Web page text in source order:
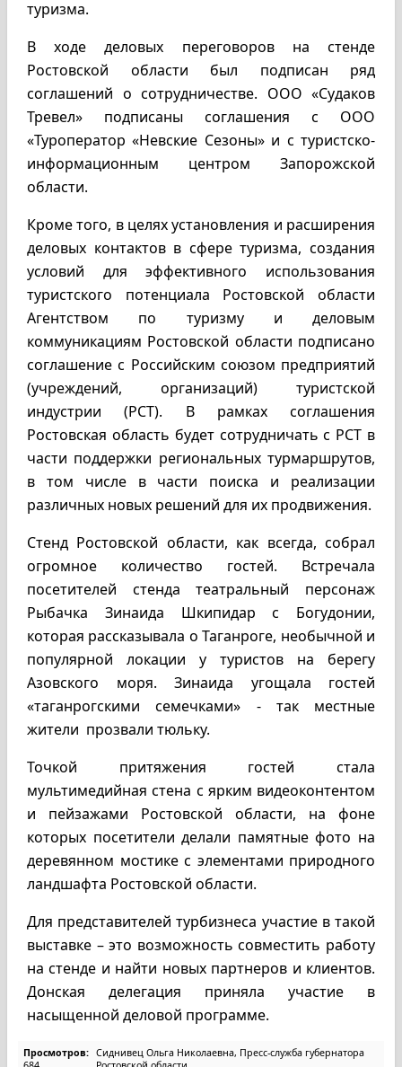
туризма.
В ходе деловых переговоров на стенде
Ростовской области был подписан ряд
соглашений о сотрудничестве. ООО «Судаков
Тревел» подписаны соглашения с ООО
«Туроператор «Невские Сезоны» и с туристско-
информационным центром Запорожской
области.
Кроме того, в целях установления и расширения
деловых контактов в сфере туризма, создания
условий для эффективного использования
туристского потенциала Ростовской области
Агентством по туризму и деловым
коммуникациям Ростовской области подписано
соглашение с Российским союзом предприятий
(учреждений, организаций) туристской
индустрии (РСТ). В рамках соглашения
Ростовская область будет сотрудничать с РСТ в
части поддержки региональных турмаршрутов,
в том числе в части поиска и реализации
различных новых решений для их продвижения.
Стенд Ростовской области, как всегда, собрал
огромное количество гостей. Встречала
посетителей стенда театральный персонаж
Рыбачка Зинаида Шкипидар с Богудонии,
которая рассказывала о Таганроге, необычной и
популярной локации у туристов на берегу
Азовского моря. Зинаида угощала гостей
«таганрогскими семечками» - так местные
жители прозвали тюльку.
Точкой притяжения гостей стала
мультимедийная стена с ярким видеоконтентом
и пейзажами Ростовской области, на фоне
которых посетители делали памятные фото на
деревянном мостике с элементами природного
ландшафта Ростовской области.
Для представителей турбизнеса участие в такой
выставке – это возможность совместить работу
на стенде и найти новых партнеров и клиентов.
Донская делегация приняла участие в
насыщенной деловой программе.
Просмотров: Сиднивец Ольга Николаевна, Пресс-служба губернатора